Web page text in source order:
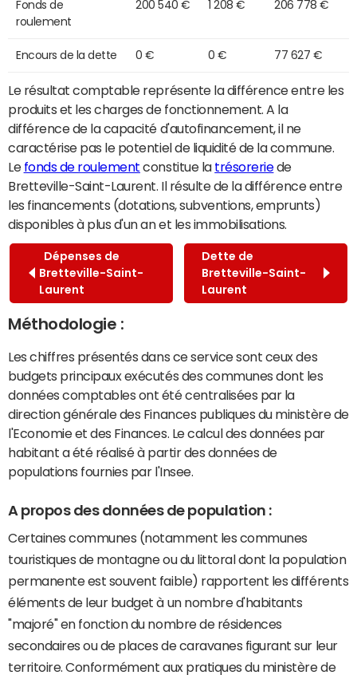
Fonds de
roulement
200 540 € 1 208 € 206 778 €
Encours de la dette 0 € 0 € 77 627 €
Le résultat comptable représente la différence entre les
produits et les charges de fonctionnement. A la
différence de la capacité d'autofinancement, il ne
caractérise pas le potentiel de liquidité de la commune.
Le fonds de roulement constitue la trésoreriede
Bretteville-Saint-Laurent. Il résulte de la différence entre
les financements (dotations, subventions, emprunts)
disponibles à plus d'un an et les immobilisations.
Dépenses de
Bretteville-Saint-
Laurent
Dette de
Bretteville-Saint-
Laurent
Méthodologie :
Les chiffres présentés dans ce service sont ceux des
budgets principaux exécutés des communes dont les
données comptables ont été centralisées par la
direction générale des Finances publiques du ministère de
l'Economie et des Finances. Le calcul des données par
habitant a été réalisé à partir des données de
populations fournies par l'Insee.
A propos des données de population :
Certaines communes (notamment les communes
touristiques de montagne ou du littoral dont la population
permanente est souvent faible) rapportent les différents
éléments de leur budget à un nombre d'habitants
"majoré" en fonction du nombre de résidences
secondaires ou de places de caravanes figurant sur leur
territoire. Conformément aux pratiques du ministère de